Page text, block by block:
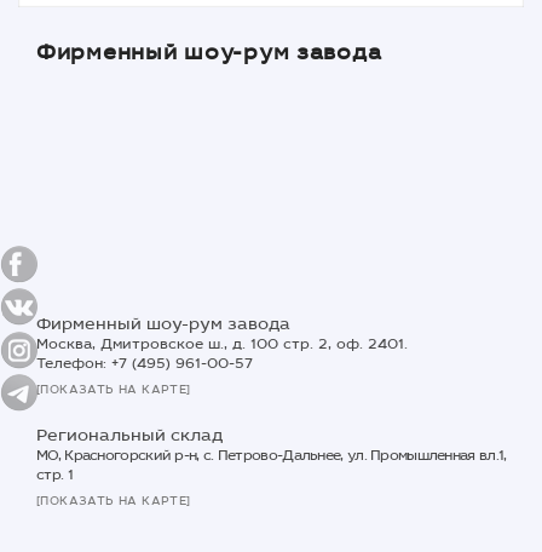
Фирменный шоу-рум завода
Фирменный шоу-рум завода
Москва, Дмитровское ш., д. 100 стр. 2, оф. 2401.
Телефон: +7 (495) 961-00-57
[ПОКАЗАТЬ НА КАРТЕ]
Региональный склад
МО, Красногорский р-н, с. Петрово-Дальнее, ул. Промышленная вл.1,
стр. 1
[ПОКАЗАТЬ НА КАРТЕ]